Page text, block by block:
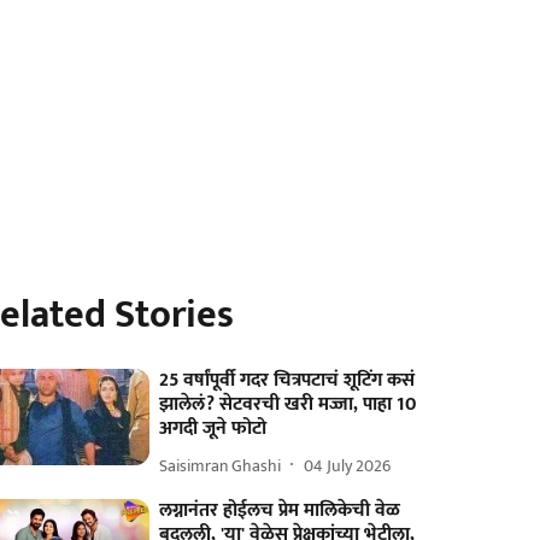
Stories
25 वर्षांपूर्वी गदर चित्रपटाचं शूटिंग कसं
झालेलं? सेटवरची खरी मज्जा, पाहा 10
अगदी जूने फोटो
Saisimran Ghashi 04 July 2026
लग्नानंतर होईलच प्रेम मालिकेची वेळ